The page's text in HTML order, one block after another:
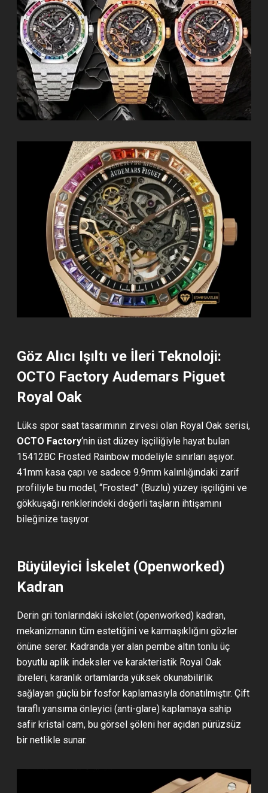
Göz Alıcı Işıltı ve İleri Teknoloji:
OCTO Factory Audemars Piguet
Royal Oak
Lüks spor saat tasarımının zirvesi olan Royal Oak serisi,
OCTO Factory‘nin üst düzey işçiliğiyle hayat bulan
15412BC Frosted Rainbow modeliyle sınırları aşıyor.
41mm kasa çapı ve sadece 9.9mm kalınlığındaki zarif
profiliyle bu model, “Frosted” (Buzlu) yüzey işçiliğini ve
gökkuşağı renklerindeki değerli taşların ihtişamını
bileğinize taşıyor.
Büyüleyici İskelet (Openworked)
Kadran
Derin gri tonlarındaki iskelet (openworked) kadran,
mekanizmanın tüm estetiğini ve karmaşıklığını gözler
önüne serer. Kadranda yer alan pembe altın tonlu üç
boyutlu aplik indeksler ve karakteristik Royal Oak
ibreleri, karanlık ortamlarda yüksek okunabilirlik
sağlayan güçlü bir fosfor kaplamasıyla donatılmıştır. Çift
taraflı yansıma önleyici (anti-glare) kaplamaya sahip
safir kristal cam, bu görsel şöleni her açıdan pürüzsüz
bir netlikle sunar.